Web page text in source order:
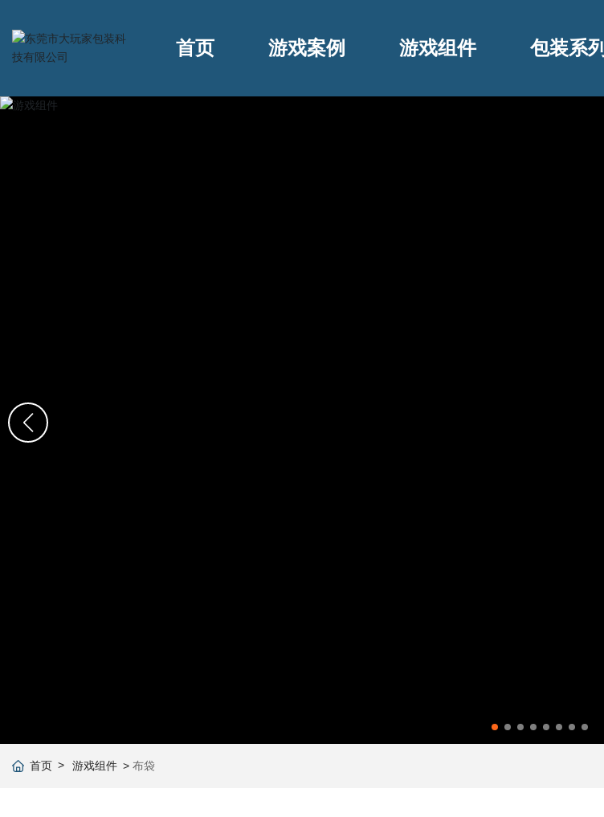
首页 游戏案例 游戏组件 包装系列
首页 游戏组件 布袋